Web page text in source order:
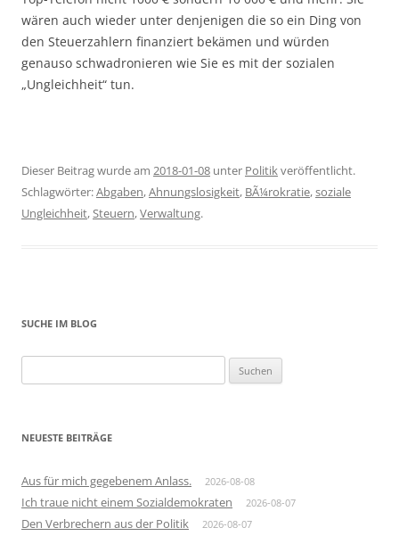
wären auch wieder unter denjenigen die so ein Ding von
den Steuerzahlern finanziert bekämen und würden
genauso schwadronieren wie Sie es mit der sozialen
„Ungleichheit“ tun.
Dieser Beitrag wurde am 2018-01-08 unter Politikveröffentlicht.
Schlagwörter:Abgaben,Ahnungslosigkeit, BÃ¼rokratie,soziale
Ungleichheit,Steuern,Verwaltung.
SUCHE IM BLOG
nach:
NEUESTE BEITRÄGE
Aus für mich gegebenem Anlass. 2026-08-08
Ich traue nicht einem Sozialdemokraten 2026-08-07
Den Verbrechern aus der Politik 2026-08-07